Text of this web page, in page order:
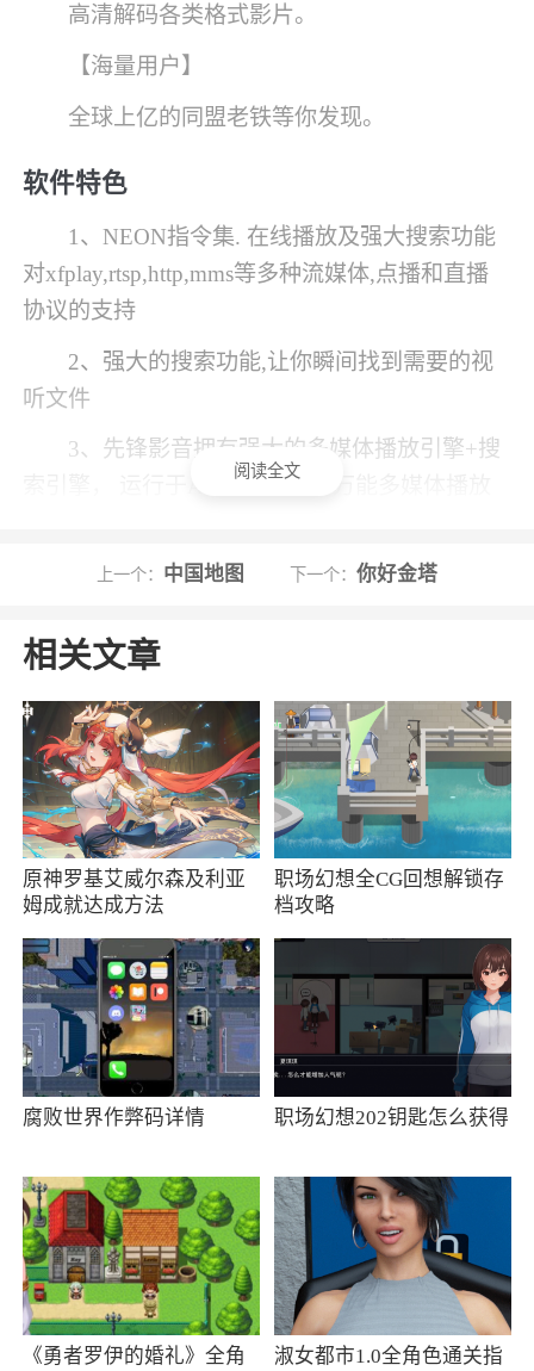
高清解码各类格式影片。
【海量用户】
全球上亿的同盟老铁等你发现。
软件特色
1、NEON指令集. 在线播放及强大搜索功能
对xfplay,rtsp,http,mms等多种流媒体,点播和直播
协议的支持
2、强大的搜索功能,让你瞬间找到需要的视
听文件
3、先锋影音拥有强大的多媒体播放引擎+搜
索引擎， 运行于Android系统的万能多媒体播放
4、具有超强的多格式支持和解码能力，全面
硬件加速模式,普通模式,流畅模式自由切换.支持
5、根据网络情况，轻松切换清晰度，爽翻了
6、离线缓存，在线看、下载看、保存稍后看
小编评价
1、《先锋影音》是一款万能的多媒体播放
器，《先锋影音》拥有强大的多媒体播放引擎及
搜索引擎，其强大的链接及支持多种流媒体、直
播、点播协议更是强大无比。问影音播放器哪家
强，还是《先锋影音》来找片
2、先锋影音是一款拥有强大功能的多媒体播
站观看一个软件解决你所有的需求，软件拥有一
个很庞大的推荐系统，在这里看到你喜欢的视频
以后你除了收藏外还能选择稍后再看进行短暂标
记
3、先锋影音5.5版提供多音轨、多字幕的功
阅读全文
上一个： 中国地图 下一个：你好金塔
相关文章
原神罗基艾威尔森及利亚
姆成就达成方法
职场幻想全CG回想解锁存
档攻略
腐败世界作弊码详情 职场幻想202钥匙怎么获得
《勇者罗伊的婚礼》全角 淑女都市1.0全角色通关指